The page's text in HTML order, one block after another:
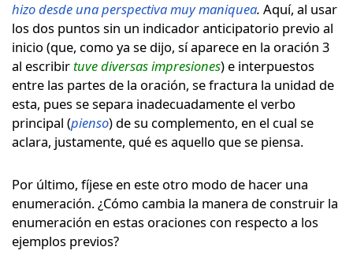
hizo desde una perspectiva muy maniquea. Aquí, al usar
los dos puntos sin un indicador anticipatorio previo al
inicio (que, como ya se dijo, sí aparece en la oración 3
al escribirtuve diversas impresiones) e interpuestos
entre las partes de la oración, se fractura la unidad de
esta, pues se separa inadecuadamente el verbo
principal (pienso) de su complemento, en el cual se
aclara, justamente, qué es aquello que se piensa.
Por último, fíjese en este otro modo de hacer una
enumeración. ¿Cómo cambia la manera de construir la
enumeración en estas oraciones con respecto a los
ejemplos previos?